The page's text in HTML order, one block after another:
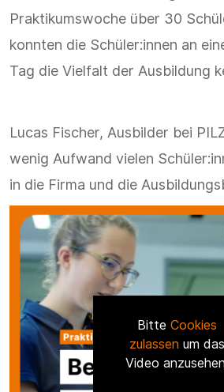
Praktikumswoche über 30
konnten die Schüler:innen an
Tag die Vielfalt der Ausbildung
Lucas Fischer, Ausbilder bei
wenig Aufwand vielen
in die Firma und die
Bitte Cookies
zulassen um das
Video